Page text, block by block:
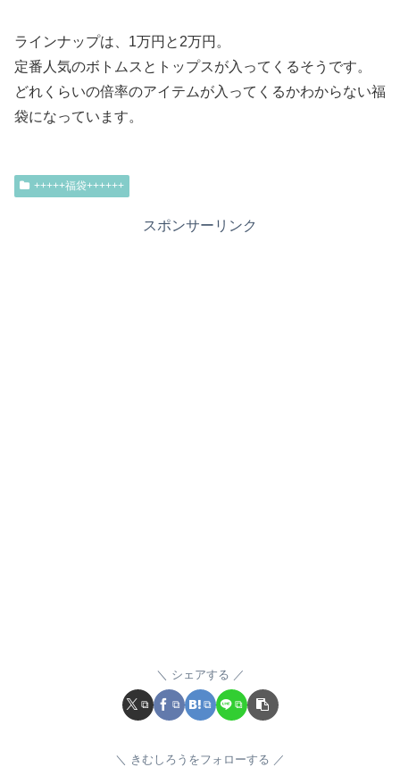
ラインナップは、1万円と2万円。
定番人気のボトムスとトップスが入ってくるそうです。
どれくらいの倍率のアイテムが入ってくるかわからない福
袋になっています。
+++++福袋++++++
スポンサーリンク
シェアする
きむしろうをフォローする